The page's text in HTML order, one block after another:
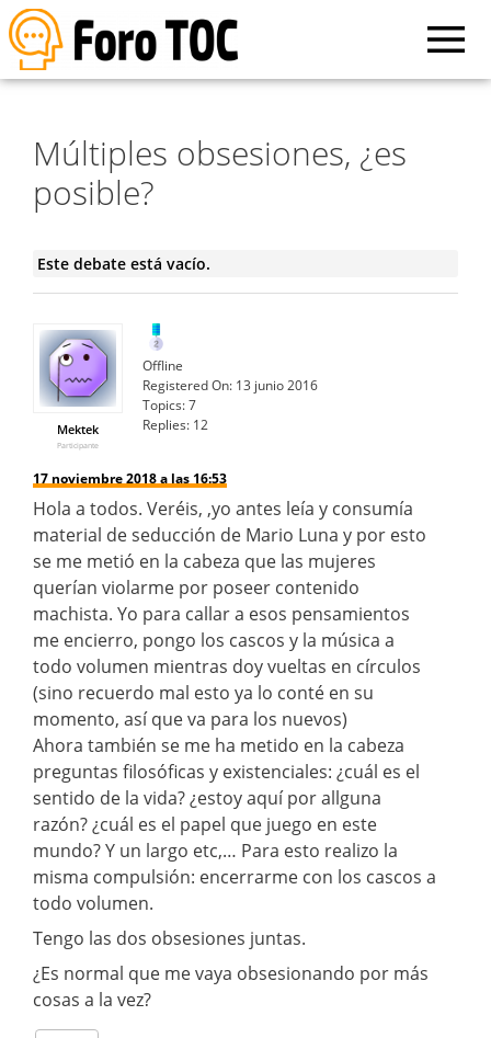
Múltiples obsesiones, ¿es
posible?
Este debate está vacío.
Mektek
Participante
Offline
Registered On: 13 junio 2016
Topics:7
Replies: 12
17 noviembre 2018 a las 16:53
Hola a todos. Veréis, ,yo antes leía y consumía
material de seducción de Mario Luna y por esto
se me metió en la cabeza que las mujeres
querían violarme por poseer contenido
machista. Yo para callar a esos pensamientos
me encierro, pongo los cascos y la música a
todo volumen mientras doy vueltas en círculos
(sino recuerdo mal esto ya lo conté en su
momento, así que va para los nuevos)
Ahora también se me ha metido en la cabeza
preguntas filosóficas y existenciales: ¿cuál es el
sentido de la vida? ¿estoy aquí por allguna
razón? ¿cuál es el papel que juego en este
mundo? Y un largo etc,… Para esto realizo la
misma compulsión: encerrarme con los cascos a
todo volumen.
Tengo las dos obsesiones juntas.
¿Es normal que me vaya obsesionando por más
cosas a la vez?